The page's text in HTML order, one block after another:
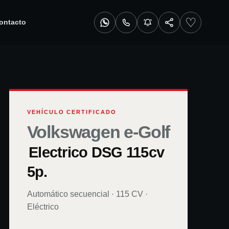
♡
VEHÍCULO CERTIFICADO
Volkswagen e-Golf
Electrico DSG 115cv
5p.
Automático secuencial · 115CV ·
Eléctrico